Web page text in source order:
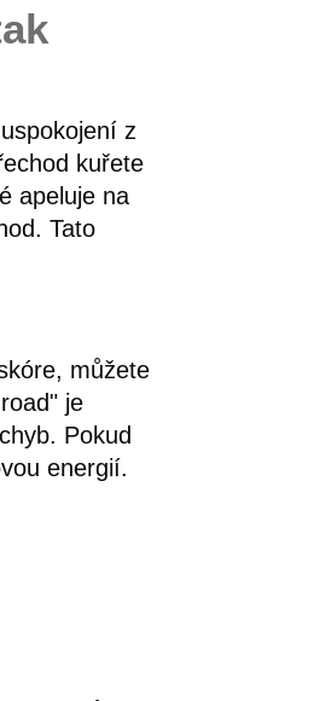
z
kuřete
apeluje na
Tato
můžete
je
Pokud
energií.